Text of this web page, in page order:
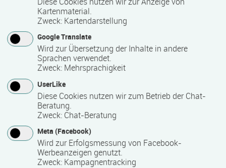
Dieser Kurs startet in einem monatlichen Rhythmus.
5 Wochen in Vollzeit.
Mindest­teilnehmer­anzahl
Maximale Teilnehmerzahl
25
Teilnahmegebühr
Kartenmaterial.
Zweck: Kartendarstellung
Google Translate
Wird zur Übersetzung der Inhalte in andere
Sprachen verwendet.
Zweck: Mehrsprachigkeit
UserLike
Diese Cookies nutzen wir zum Betrieb der Chat-
Beratung.
Zweck: Chat-Beratung
Meta (Facebook)
Wird zur Erfolgsmessung von Facebook-
Werbeanzeigen genutzt.
Zweck: Kampagnentracking